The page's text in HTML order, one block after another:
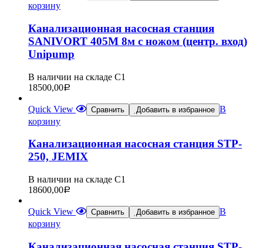
корзину
Канализационная насосная станция
SANIVORT 405М 8м с ножом (центр. вход)
Unipump
В наличии на складе С1
18500,00Р
Quick View Сравнить Добавить в избранное В
корзину
Канализационная насосная станция STP-
250, JEMIX
В наличии на складе С1
18600,00Р
Quick View Сравнить Добавить в избранное В
корзину